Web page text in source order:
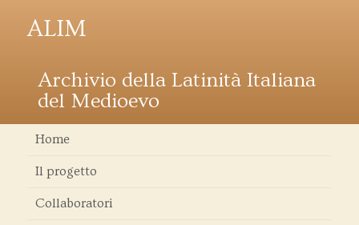
ALIM
Archivio della Latinità Italiana
del Medioevo
Home
Il progetto
Collaboratori